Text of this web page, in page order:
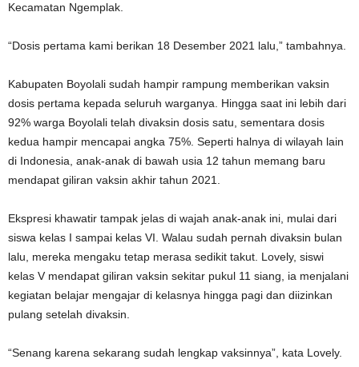
Kecamatan Ngemplak.
“Dosis pertama kami berikan 18 Desember 2021 lalu,” tambahnya.
Kabupaten Boyolali sudah hampir rampung memberikan vaksin
dosis pertama kepada seluruh warganya. Hingga saat ini lebih dari
92% warga Boyolali telah divaksin dosis satu, sementara dosis
kedua hampir mencapai angka 75%. Seperti halnya di wilayah lain
di Indonesia, anak-anak di bawah usia 12 tahun memang baru
mendapat giliran vaksin akhir tahun 2021.
Ekspresi khawatir tampak jelas di wajah anak-anak ini, mulai dari
siswa kelas I sampai kelas VI. Walau sudah pernah divaksin bulan
lalu, mereka mengaku tetap merasa sedikit takut. Lovely, siswi
kelas V mendapat giliran vaksin sekitar pukul 11 siang, ia menjalani
kegiatan belajar mengajar di kelasnya hingga pagi dan diizinkan
pulang setelah divaksin.
“Senang karena sekarang sudah lengkap vaksinnya”, kata Lovely.